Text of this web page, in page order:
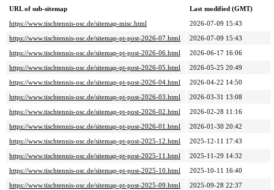
URL of sub-sitemap
Last modified (GMT)
https://www.tischtennis-osc.de/sitemap-misc.html
2026-07-09 15:43
https://www.tischtennis-osc.de/sitemap-pt-post-2026-07.html
2026-07-09 15:43
https://www.tischtennis-osc.de/sitemap-pt-post-2026-06.html
2026-06-17 16:06
https://www.tischtennis-osc.de/sitemap-pt-post-2026-05.html
2026-05-25 20:49
https://www.tischtennis-osc.de/sitemap-pt-post-2026-04.html
2026-04-22 14:50
https://www.tischtennis-osc.de/sitemap-pt-post-2026-03.html
2026-03-31 13:08
https://www.tischtennis-osc.de/sitemap-pt-post-2026-02.html
2026-02-28 11:16
https://www.tischtennis-osc.de/sitemap-pt-post-2026-01.html
2026-01-30 20:42
https://www.tischtennis-osc.de/sitemap-pt-post-2025-12.html
2025-12-11 17:43
https://www.tischtennis-osc.de/sitemap-pt-post-2025-11.html
2025-11-29 14:32
https://www.tischtennis-osc.de/sitemap-pt-post-2025-10.html
2025-10-11 16:40
https://www.tischtennis-osc.de/sitemap-pt-post-2025-09.html
2025-09-28 22:37